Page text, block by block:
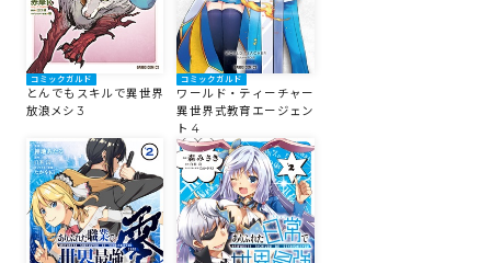
コミックガルド
とんでもスキルで異世界
放浪メシ 3
コミックガルド
ワールド・ティーチャー
異世界式教育エージェン
ト 4